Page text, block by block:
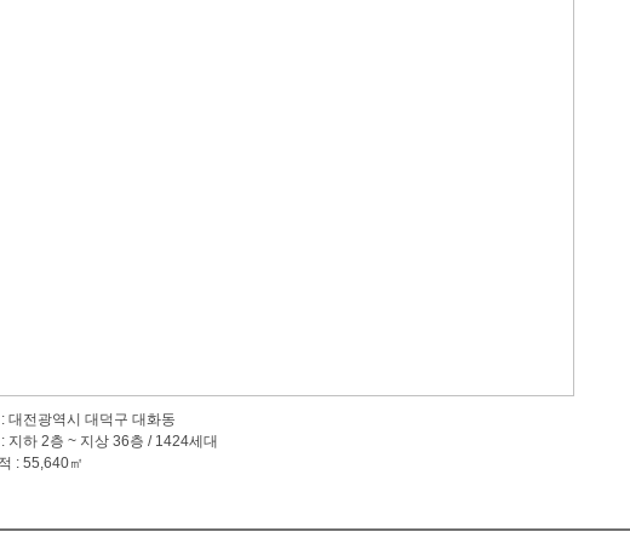
대전광역시대덕구대화동
지하2층~지상36층/1424세대
:55,640㎡